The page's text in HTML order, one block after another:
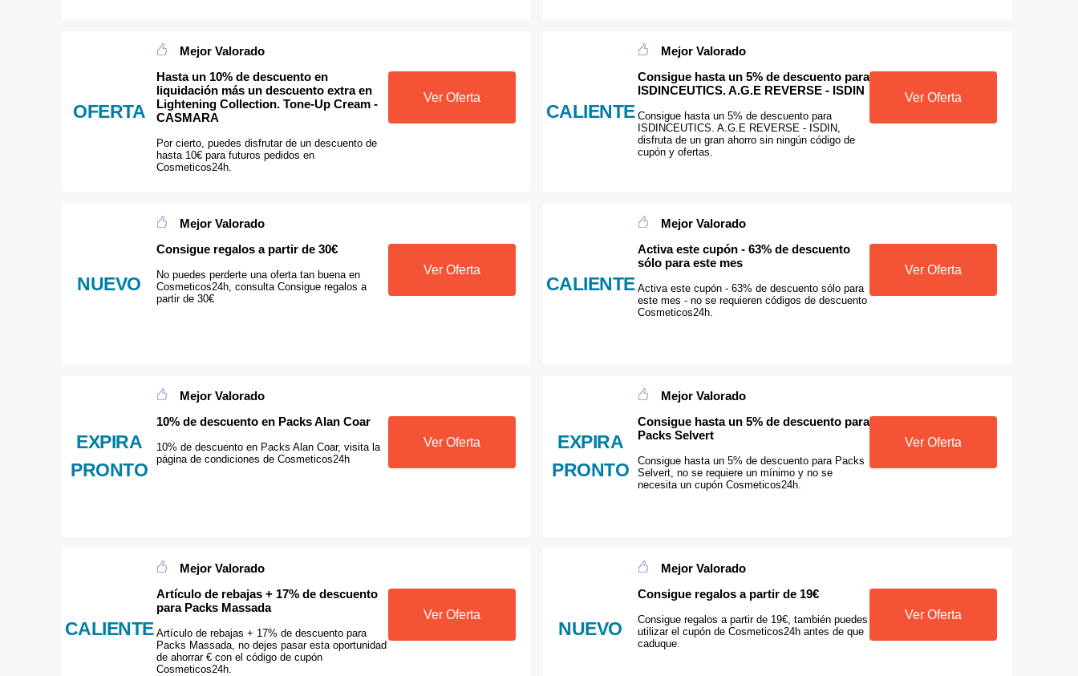
OFERTA
Mejor Valorado
Hasta un 10% de descuento en
liquidación más un descuento extra en
Lightening Collection. Tone-Up Cream -
CASMARA
Por cierto, puedes disfrutar de un descuento de
hasta 10€ para futuros pedidos en
Cosmeticos24h.
Ver Oferta
CALIENTE
Mejor Valorado
Consigue hasta un 5% de descuento para
ISDINCEUTICS. A.G.E REVERSE - ISDIN
Consigue hasta un 5% de descuento para
ISDINCEUTICS. A.G.E REVERSE - ISDIN,
disfruta de un gran ahorro sin ningún código de
cupón y ofertas.
Ver Oferta
NUEVO
Mejor Valorado
Consigue regalos a partir de 30€
No puedes perderte una oferta tan buena en
Cosmeticos24h, consulta Consigue regalos a
partir de 30€
Ver Oferta
CALIENTE
Mejor Valorado
Activa este cupón - 63% de descuento
sólo para este mes
Activa este cupón - 63% de descuento sólo para
este mes - no se requieren códigos de descuento
Cosmeticos24h.
Ver Oferta
EXPIRA
PRONTO
Mejor Valorado
10% de descuento en Packs Alan Coar
10% de descuento en Packs Alan Coar, visita la
página de condiciones de Cosmeticos24h
Ver Oferta
EXPIRA
PRONTO
Mejor Valorado
Consigue hasta un 5% de descuento para
Packs Selvert
Consigue hasta un 5% de descuento para Packs
Selvert, no se requiere un mínimo y no se
necesita un cupón Cosmeticos24h.
Ver Oferta
CALIENTE
Mejor Valorado
Artículo de rebajas + 17% de descuento
para Packs Massada
Artículo de rebajas + 17% de descuento para
Packs Massada, no dejes pasar esta oportunidad
de ahorrar € con el código de cupón
Cosmeticos24h.
Ver Oferta
NUEVO
Mejor Valorado
Consigue regalos a partir de 19€
Consigue regalos a partir de 19€, también puedes
utilizar el cupón de Cosmeticos24h antes de que
caduque.
Ver Oferta